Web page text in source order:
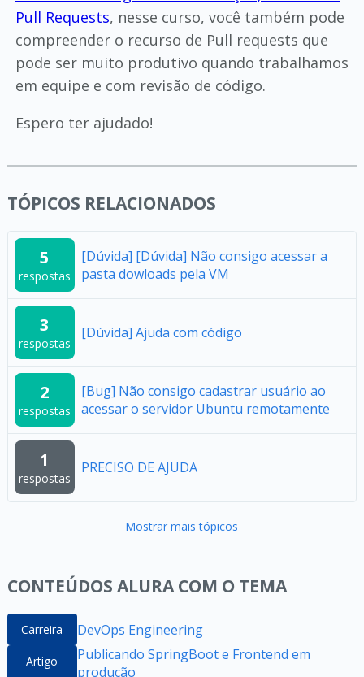
Pull Requests, nesse curso, você também pode
compreender o recurso de Pull requests que
pode ser muito produtivo quando trabalhamos
em equipe e com revisão de código.
Espero ter ajudado!
TÓPICOS RELACIONADOS
5
respostas
[Dúvida] [Dúvida] Não consigo acessar a
pasta dowloads pela VM
3
respostas
[Dúvida] Ajuda com código
2
respostas
[Bug] Não consigo cadastrar usuário ao
acessar o servidor Ubuntu remotamente
1
respostas
PRECISO DE AJUDA
Mostrar mais tópicos
CONTEÚDOS ALURA COM O TEMA
Carreira DevOps Engineering
Artigo
Publicando SpringBoot e Frontend em
produção